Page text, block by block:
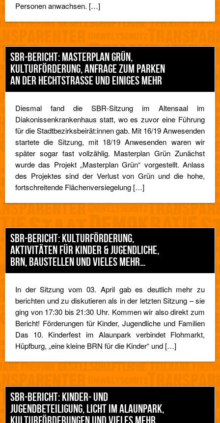
Personen anwachsen. […]
SBR-BERICHT: MASTERPLAN GRÜN,
KULTURFÖRDERUNG, ANFRAGE ZUM PARKEN
AN DER HECHTSTRASSE UND EINIGES MEHR
Diesmal fand die SBR-Sitzung im Altensaal im
Diakonissenkrankenhaus statt, wo es zuvor eine Führung
für die Stadtbezirksbeirät:innen gab. Mit 16/19 Anwesenden
startete die Sitzung, mit 18/19 Anwesenden waren wir
später sogar fast vollzählig. Masterplan Grün Zunächst
wurde das Projekt „Masterplan Grün“ vorgestellt. Anlass
des Projektes sind der Verlust von Grün und die hohe,
fortschreitende Flächenversiegelung […]
SBR-BERICHT: KULTURFÖRDERUNG,
AKTIVITÄTEN FÜR KINDER & JUGENDLICHE,
BRN, BAUSTELLEN UND VIELES MEHR…
In der Sitzung vom 03. April gab es deutlich mehr zu
berichten und zu diskutieren als in der letzten Sitzung – sie
ging von 17:30 bis 21:30 Uhr. Kommen wir also direkt zum
Bericht! Förderungen für Kinder, Jugendliche und Familien
Das 10. Kinderfest im Alaunpark verbindet Flohmarkt,
Hüpfburg, „eine kleine BRN für die Kinder“ und […]
SBR-BERICHT: KINDER- UND
JUGENDBETEILIGUNG, LICHT IM ALAUNPARK,